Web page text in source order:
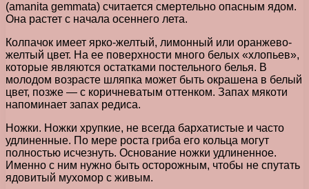
(amanita gemmata) считается смертельно опасным ядом.
Она растет с начала осеннего лета.
Колпачок имеет ярко-желтый, лимонный или оранжево-
желтый цвет. На ее поверхности много белых «хлопьев»,
которые являются остатками постельного белья. В
молодом возрасте шляпка может быть окрашена в белый
цвет, позже — с коричневатым оттенком. Запах мякоти
напоминает запах редиса.
Ножки. Ножки хрупкие, не всегда бархатистые и часто
удлиненные. По мере роста гриба его кольца могут
полностью исчезнуть. Основание ножки удлиненное.
Именно с ним нужно быть осторожным, чтобы не спутать
ядовитый мухомор с живым.